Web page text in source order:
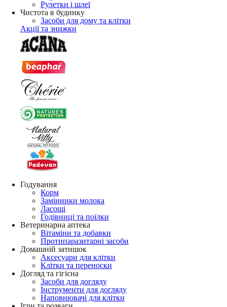
Рулетки і шлеї
Чистота в будинку
Засоби для дому та клітки
Акції та знижки
Годування
Корм
Замінники молока
Ласощі
Годівниці та поїлки
Ветеринарна аптека
Вітаміни та добавки
Протипаразитарні засоби
Домашній затишок
Аксесуари для клітки
Клітки та переноски
Догляд та гігієна
Засоби для догляду
Інструменти для догляду
Наповнювачі для клітки